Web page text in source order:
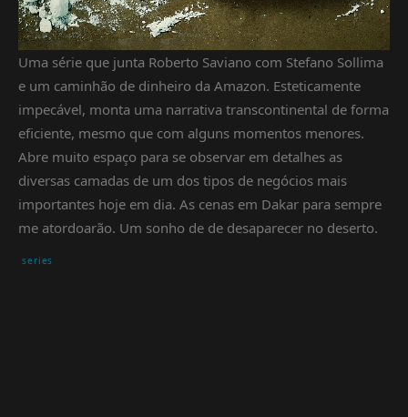
Uma série que junta Roberto Saviano com Stefano Sollima
e um caminhão de dinheiro da Amazon. Esteticamente
impecável, monta uma narrativa transcontinental de forma
eficiente, mesmo que com alguns momentos menores.
Abre muito espaço para se observar em detalhes as
diversas camadas de um dos tipos de negócios mais
importantes hoje em dia. As cenas em Dakar para sempre
me atordoarão. Um sonho de de desaparecer no deserto.
series